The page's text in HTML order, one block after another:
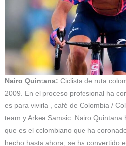
Nairo Quintana: Ciclista de ruta
2009. En el proceso profesional ha
es para vivirla , café de Colombia /
team y Arkea Samsic. Nairo Quintana
que es el colombiano que ha
hecho hasta ahora, se ha convertido